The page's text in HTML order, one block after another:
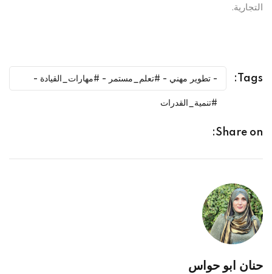
التجارية.
Tags: - تطوير مهني - #تعلم_مستمر - #مهارات_القيادة -
#تنمية_القدرات
Share on:
حنان ابو حواس